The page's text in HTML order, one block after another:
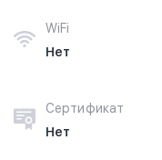
WiFi
Нет
Сертификат
Нет